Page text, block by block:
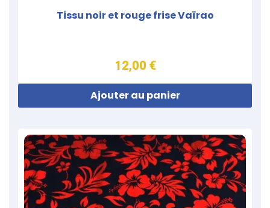
Tissu noir et rouge frise Vaïrao
12,00 €
Ajouter au panier